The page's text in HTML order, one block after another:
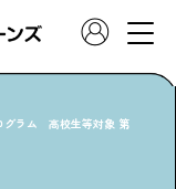
グラム 高校生等対象 第